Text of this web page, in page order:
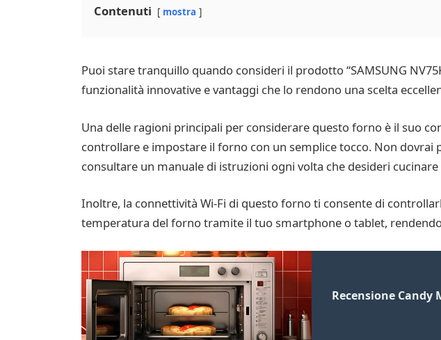
Contenuti mostra
Puoi stare tranquillo quando consideri il prodotto “SAMSUNG
funzionalità innovative e vantaggi che lo rendono una scelta
Una delle ragioni principali per considerare questo forno è il suo
controllare e impostare il forno con un semplice tocco. Non
consultare un manuale di istruzioni ogni volta che desideri
Inoltre, la connettività Wi-Fi di questo forno ti consente di
temperatura del forno tramite il tuo smartphone o tablet,
Recensione Candy